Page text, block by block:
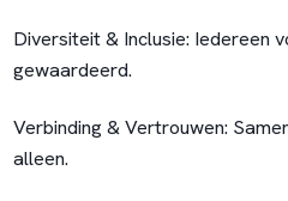
Diversiteit & Inclusie: Iedereen
gewaardeerd.
Verbinding & Vertrouwen:
alleen.